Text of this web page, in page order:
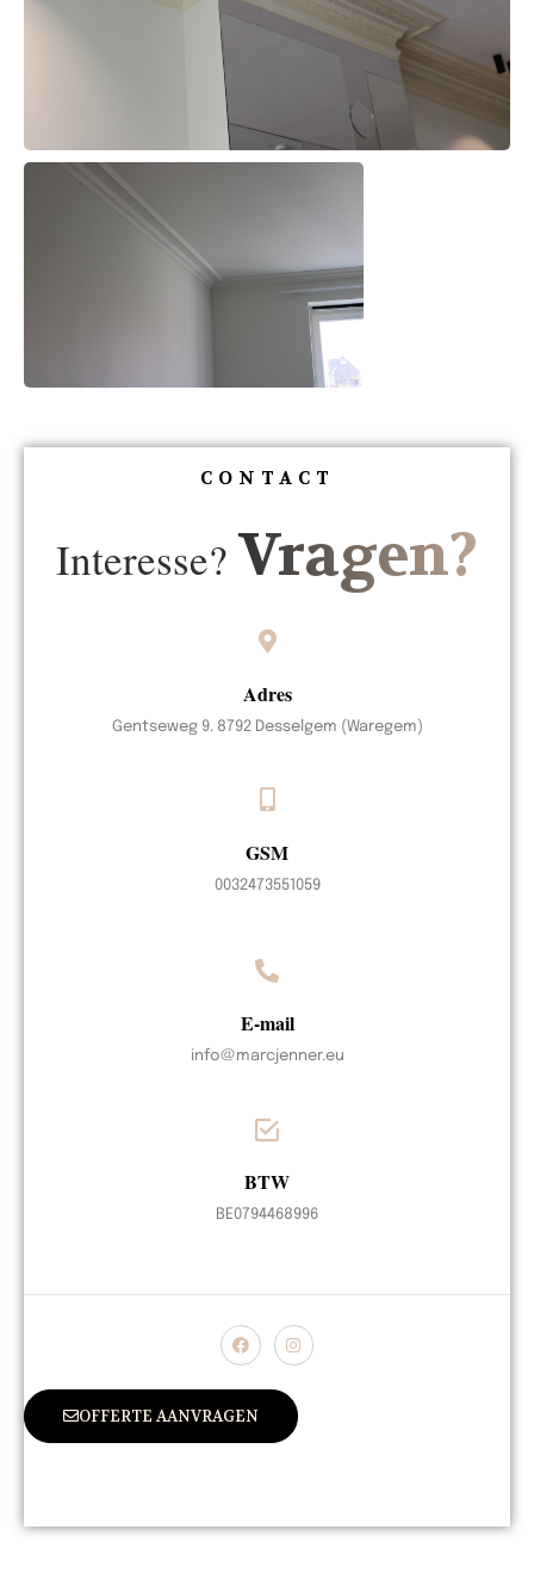
CONTACT
Interesse? Vragen?
Adres
Gentseweg 9. 8792 Desselgem (Waregem)
GSM
0032473551059
E-mail
info@marcjenner.eu
BTW
BE0794468996
OFFERTE AANVRAGEN